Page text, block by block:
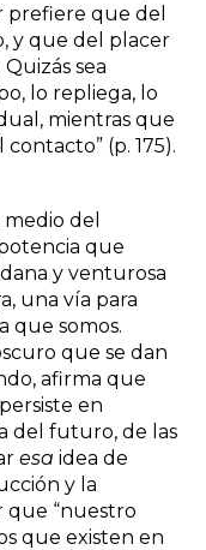
prefiere que del
y que del placer
sea
lo repliega, lo
mientras que
(p. 175).
del
que
y venturosa
una vía para
que somos.
que se dan
afirma que
en
del futuro, de las
esa idea de
y la
que “nuestro
que existen en